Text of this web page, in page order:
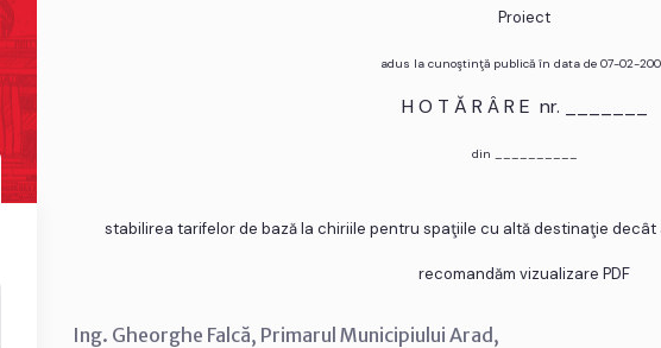
Proiect
adus la cunoştinţă publică în data de 07-02-
H O T Ă R Â R E nr. _______
din __________
stabilirea tarifelor de bază la chiriile pentru spaţiile cu altă destinaţie
recomandăm vizualizare PDF
Ing. Gheorghe Falcă, Primarul Municipiului Arad,